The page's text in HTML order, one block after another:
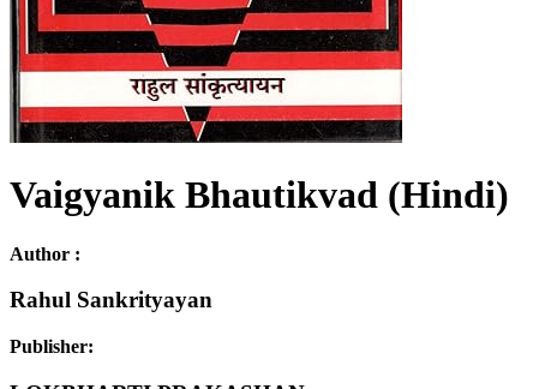
Vaigyanik Bhautikvad (Hindi)
Author :
Rahul Sankrityayan
Publisher: